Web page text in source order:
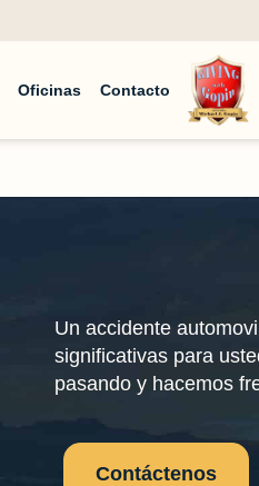
Oficinas Contacto
Un accidente
significativas para
pasando y hacemos
Contáctenos